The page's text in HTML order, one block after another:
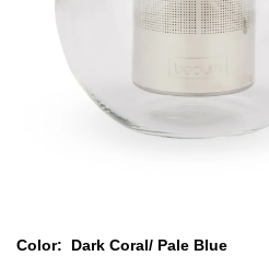
Color: Dark Coral/ Pale Blue